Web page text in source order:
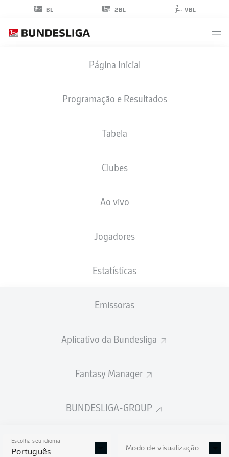
BL 2BL VBL
Página Inicial
Programação e Resultados
Tabela
Clubes
Ao vivo
Jogadores
Estatísticas
Emissoras
Aplicativo da Bundesliga
Fantasy Manager
BUNDESLIGA-GROUP
Escolha seu idioma
Português Modo de visualização
ESTATÍSTICAS DA
TEMPORADA 2018/2019